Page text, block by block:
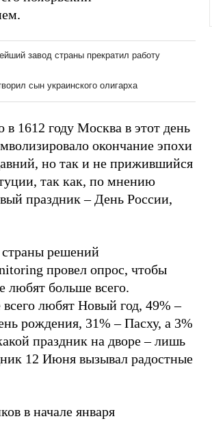
1612 году Москва в этот день
окончание эпохи
но так и не прижившийся
так как, по мнению
праздник – День России,
страны решений
провел опрос, чтобы
любят больше всего.
любят Новый год, 49% –
рождения, 31% – Пасху, а 3%
праздник на дворе – лишь
12 Июня вызывал радостные
в начале января